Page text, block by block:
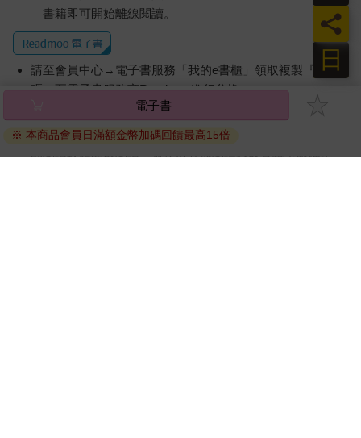
書籍即可開始離線閱讀。
請至會員中心→電子書服務「我的e書櫃」領取複製『兌換
碼』至電子書服務商Readmoo進行兌換。
因版權保護，您在金石堂所購買的電子書僅能以金石堂專屬
的閱讀軟體開啟閱讀，無法以其他閱讀器或直接下載檔案。
電子書
※ 本商品會員日滿額金幣加碼回饋最高15倍
日
員